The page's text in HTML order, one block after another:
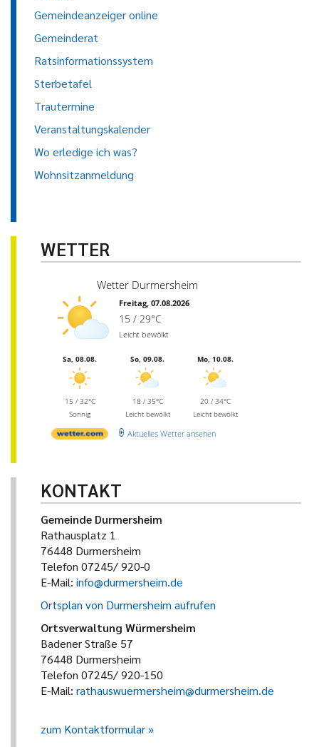
Gemeindeanzeiger online
Gemeinderat
Ratsinformationssystem
Sterbetafel
Trautermine
Veranstaltungskalender
Wo erledige ich was?
Wohnsitzanmeldung
WETTER
Wetter Durmersheim
Freitag, 07.08.2026
15 / 29°C
Leicht bewölkt
Sa, 08.08.
15 / 32°C
Sonnig
So, 09.08.
18 / 35°C
Leicht bewölkt
Mo, 10.08.
20 / 34°C
Leicht bewölkt
Aktuelles Wetter ansehen
KONTAKT
Gemeinde Durmersheim
Rathausplatz 1
76448 Durmersheim
Telefon 07245/ 920-0
E-Mail: info@durmersheim.de
Ortsplan von Durmersheim aufrufen
Ortsverwaltung Würmersheim
Badener Straße 57
76448 Durmersheim
Telefon 07245/ 920-150
E-Mail: rathauswuermersheim@durmersheim.de
zum Kontaktformular